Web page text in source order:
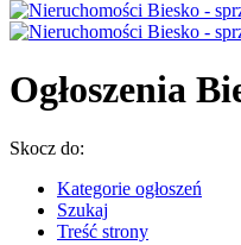
Ogłoszenia
Skocz do:
Kategorie ogłoszeń
Szukaj
Treść strony